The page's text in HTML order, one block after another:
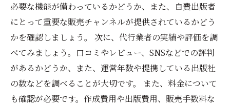
必要な機能が備わっているかどうか、また、自費出版者
にとって重要な販売チャンネルが提供されているかどう
かを確認しましょう。 次に、代行業者の実績や評価を調
べてみましょう。口コミやレビュー、SNSなどでの評判
があるかどうか、また、運営年数や提携している出版社
の数などを調べることが大切です。 また、料金について
も確認が必要です。作成費用や出版費用、販売手数料な